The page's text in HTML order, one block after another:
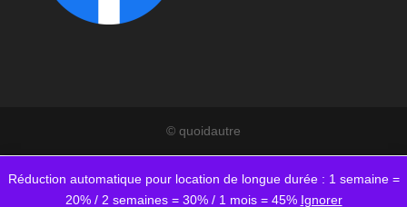
Réduction automatique pour location de longue durée : 1 semaine =
20% / 2 semaines = 30% / 1 mois = 45% Ignorer
© quoidautre